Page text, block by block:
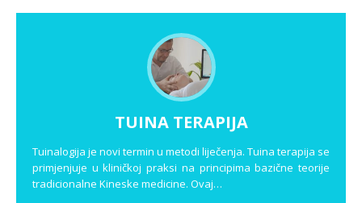
TUINA TERAPIJA
Tuinalogija je novi termin u metodi liječenja. Tuina terapija se
primjenjuje u kliničkoj praksi na principima bazične teorije
tradicionalne Kineske medicine. Ovaj…